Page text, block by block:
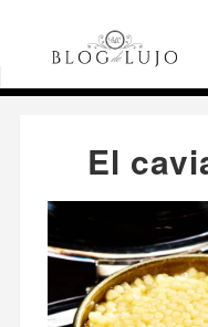
Página principal
El